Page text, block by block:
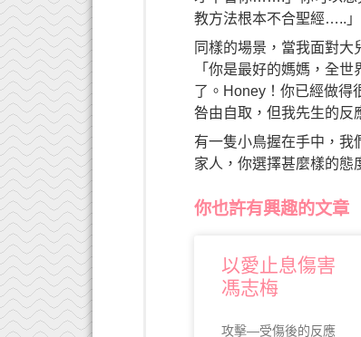
教方法根本不合聖經…..
同樣的場景，當我面對大
「你是最好的媽媽，全
了。Honey！你已經做得
咎由自取，但我先生的反
有一隻小鳥握在手中，我
家人，你選擇甚麼樣的態
你也許有興趣的文章
以愛止息傷害
馮志梅
攻擊—受傷後的反應